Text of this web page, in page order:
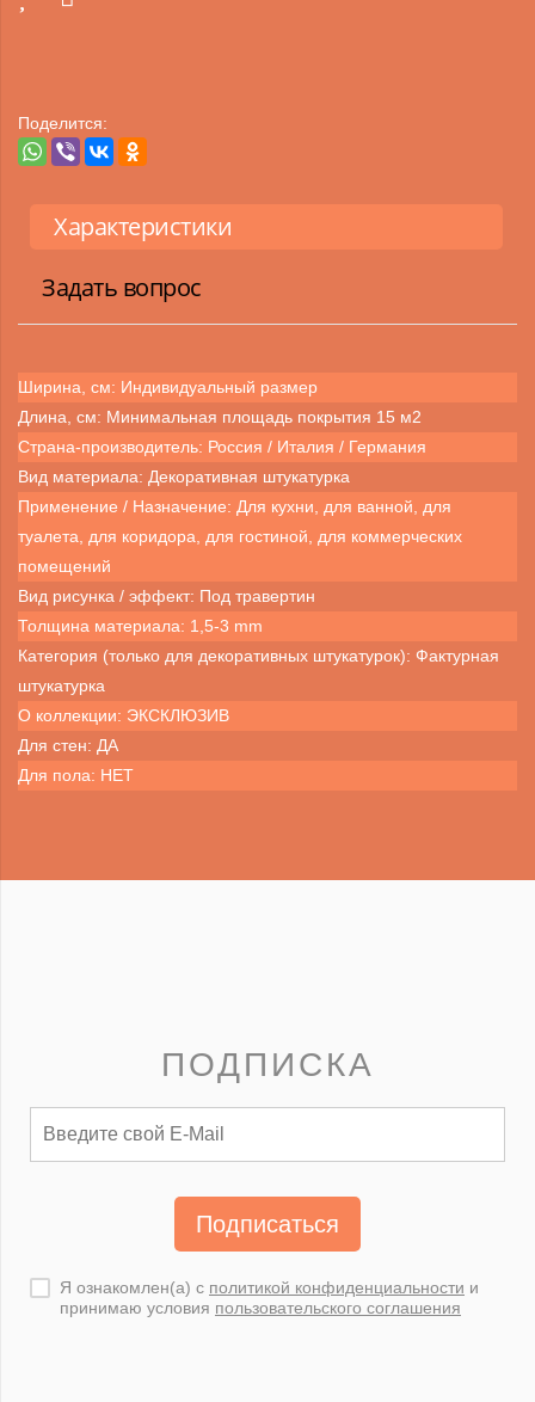
Поделится:
Характеристики
Задать вопрос
Ширина, см: Индивидуальный размер
Длина, см: Минимальная площадь покрытия 15 м2
Страна-производитель: Россия / Италия / Германия
Вид материала: Декоративная штукатурка
Применение / Назначение: Для кухни, для ванной, для
туалета, для коридора, для гостиной, для коммерческих
помещений
Вид рисунка / эффект: Под травертин
Толщина материала: 1,5-3 mm
Категория (только для декоративных штукатурок): Фактурная
штукатурка
О коллекции: ЭКСКЛЮЗИВ
Для стен: ДА
Для пола: НЕТ
ПОДПИСКА
Подписаться
Я ознакомлен(а) с политикой конфиденциальности и
принимаю условия пользовательского соглашения